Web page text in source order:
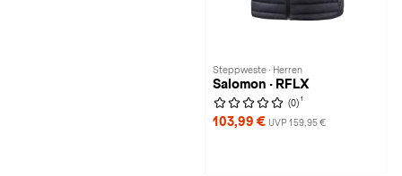
Steppweste · Herren
Salomon · RFLX
(0) 1
103,99 € UVP 159,95 €